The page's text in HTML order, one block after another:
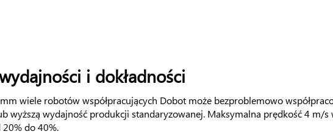
i dokładności
wiele robotów współpracujących Dobot może bezproblemowo
wyższą wydajność produkcji standaryzowanej. Maksymalna prędkość 4 m/s
do 40%.